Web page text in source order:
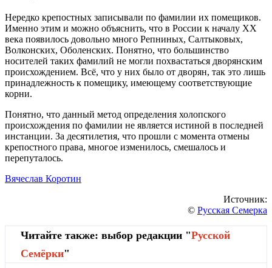
Нередко крепостных записывали по фамилии их помещиков.
Именно этим и можно объяснить, что в России к началу XX
века появилось довольно много Репниных, Салтыковых,
Волконских, Оболенских. Понятно, что большинство
носителей таких фамилий не могли похвастаться дворянским
происхождением. Всё, что у них было от дворян, так это лишь
принадлежность к помещику, имеющему соответствующие
корни.
Понятно, что данный метод определения холопского
происхождения по фамилии не является истиной в последней
инстанции. За десятилетия, что прошли с момента отмены
крепостного права, многое изменилось, смешалось и
перепуталось.
Вячеслав Коротин
Источник:
© Русская Семерка
Читайте также: выбор редакции "Русской
Cемёрки"